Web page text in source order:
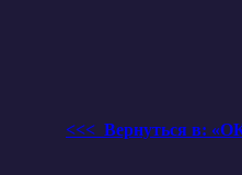
<<< Вернуться в: